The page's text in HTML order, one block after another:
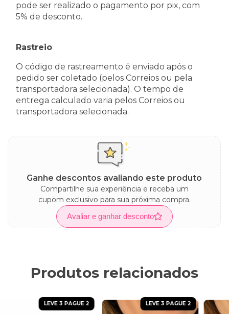
pode ser realizado o pagamento por pix, com
5% de desconto.
Rastreio
O código de rastreamento é enviado após o
pedido ser coletado (pelos Correios ou pela
transportadora selecionada). O tempo de
entrega calculado varia pelos Correios ou
transportadora selecionada.
Ganhe descontos avaliando este produto
Compartilhe sua experiência e receba um
cupom exclusivo para sua próxima compra.
Avaliar e ganhar desconto
Produtos relacionados
LEVE 3 PAGUE 2 LEVE 3 PAGUE 2